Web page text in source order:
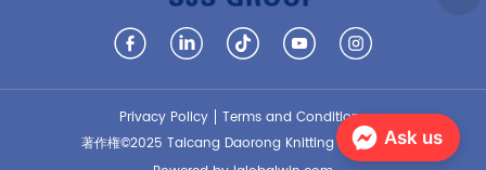
Privacy Policy
Terms and Conditions
著作権©2025 Taicang Daorong Knitting Co.、Ltd。Ask us